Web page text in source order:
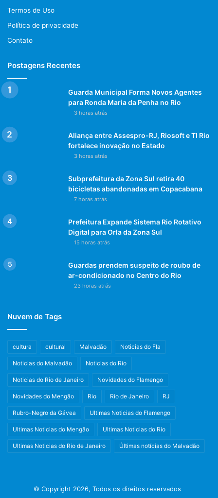
Termos de Uso
Política de privacidade
Contato
Postagens Recentes
Guarda Municipal Forma Novos Agentes
para Ronda Maria da Penha no Rio
3 horas atrás
Aliança entre Assespro-RJ, Riosoft e TI Rio
fortalece inovação no Estado
3 horas atrás
Subprefeitura da Zona Sul retira 40
bicicletas abandonadas em Copacabana
7 horas atrás
Prefeitura Expande Sistema Rio Rotativo
Digital para Orla da Zona Sul
15 horas atrás
Guardas prendem suspeito de roubo de
ar-condicionado no Centro do Rio
23 horas atrás
Nuvem de Tags
cultura cultural Malvadão Noticias do Fla
Noticias do Malvadão Noticias do Rio
Noticias do Rio de Janeiro Novidades do Flamengo
Novidades do Mengão Rio Rio de Janeiro RJ
Rubro-Negro da Gávea Ultimas Noticias do Flamengo
Ultimas Noticias do Mengão Ultimas Noticias do Rio
Ultimas Noticias do Rio de Janeiro Últimas notícias do Malvadão
© Copyright 2026, Todos os direitos reservados